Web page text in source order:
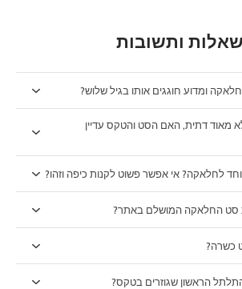
שאלות ותשובות
ומדוע חוגגים אותו בגיל שלוש?
מאוד דתית, האם הסט והטקס עדיין
לחלאקה? אי אפשר פשוט לקנות כיפה וזהו?
סט החלאקה המושלם באתר?
כשרה?
הראשון שגוזרים בטקס?